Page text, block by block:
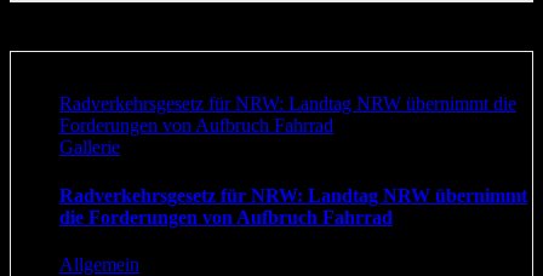
Radverkehrsgesetz für NRW: Landtag NRW übernimmt die
Forderungen von Aufbruch Fahrrad
Gallerie
Radverkehrsgesetz für NRW: Landtag NRW übernimmt
die Forderungen von Aufbruch Fahrrad
Allgemein